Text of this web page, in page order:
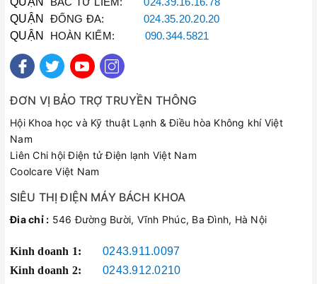
BẮC TỪ LIÊM:024.39.16.16.78
QUẬN ĐỐNG ĐA: 024.35.20.20.20
QUẬN HOÀN KIẾM: 090.344.5821
ĐƠN VỊ BẢO TRỢ TRUYỀN THÔNG
Hội Khoa học và Kỹ thuật Lạnh & Điều hòa Không khí Việt
Nam
Liên Chi hội Điện tử Điện lạnh Việt Nam
Coolcare Việt Nam
SIÊU THỊ ĐIỆN MÁY BÁCH KHOA
Đia chỉ : 546 Đường Bười, Vĩnh Phúc, Ba Đình, Hà Nội
Kinh doanh 1:
0243.911.0097
Kinh doanh 2:
0243.912.0210